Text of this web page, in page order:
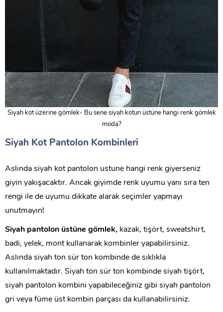
Siyah kot üzerine gömlek- Bu sene siyah kotun üstüne hangi renk gömlek
moda?
Siyah Kot Pantolon Kombinleri
Aslında siyah kot pantolon ustune hangi renk giyerseniz
giyin yakışacaktır. Ancak giyimde renk uyumu yanı sıra ten
rengi ile de uyumu dikkate alarak seçimler yapmayı
unutmayın!
Siyah pantolon üstüne gömlek, kazak, tişört, sweatshirt,
badi, yelek, mont kullanarak kombinler yapabilirsiniz.
Aslında siyah ton sür ton kombinde de sıklıkla
kullanılmaktadır. Siyah ton sür ton kombinde siyah tişört,
siyah pantolon kombini yapabileceğiniz gibi siyah pantolon
gri veya füme üst kombin parçası da kullanabilirsiniz.